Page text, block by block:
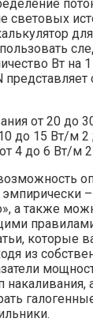
световых
Вт на
от 20 до
до 15 Вт/м 2
4 до 6 Вт/м 2
а также
которые
из